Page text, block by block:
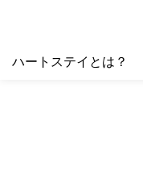
ハートステイとは？